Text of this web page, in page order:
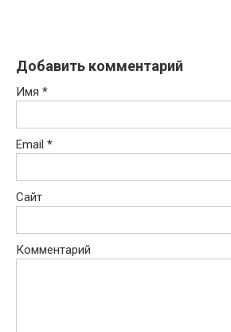
Добавить комментарий
Имя *
Email *
Сайт
Комментарий